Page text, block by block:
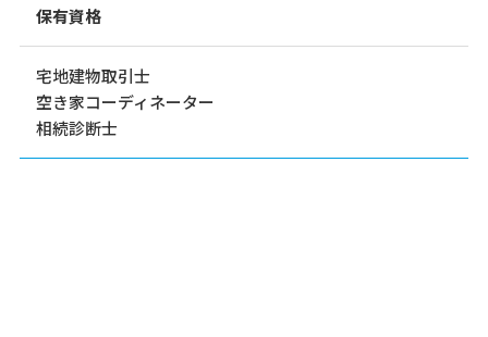
保有資格
宅地建物取引士
空き家コーディネーター
相続診断士